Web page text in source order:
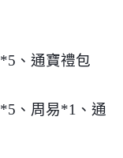
*5 、通寶禮包
*5 、周易*1 、通